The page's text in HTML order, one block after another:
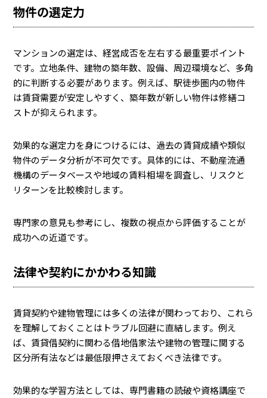
物件の選定力
マンションの選定は、経営成否を左右する最重要ポイント
です。立地条件、建物の築年数、設備、周辺環境など、多角
的に判断する必要があります。例えば、駅徒歩圏内の物件
は賃貸需要が安定しやすく、築年数が新しい物件は修繕コ
ストが抑えられます。
効果的な選定力を身につけるには、過去の賃貸成績や類似
物件のデータ分析が不可欠です。具体的には、不動産流通
機構のデータベースや地域の賃料相場を調査し、リスクと
リターンを比較検討します。
専門家の意見も参考にし、複数の視点から評価することが
成功への近道です。
法律や契約にかかわる知識
賃貸契約や建物管理には多くの法律が関わっており、これら
を理解しておくことはトラブル回避に直結します。例え
ば、賃貸借契約に関わる借地借家法や建物の管理に関する
区分所有法などは最低限押さえておくべき法律です。
効果的な学習方法としては、専門書籍の読破や資格講座で